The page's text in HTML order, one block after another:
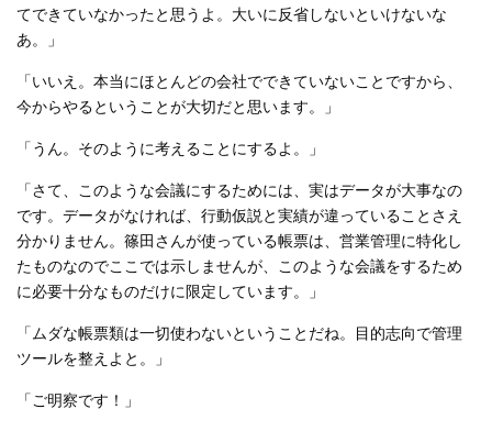
てできていなかったと思うよ。大いに反省しないといけないな
あ。」
「いいえ。本当にほとんどの会社でできていないことですから、
今からやるということが大切だと思います。」
「うん。そのように考えることにするよ。」
「さて、このような会議にするためには、実はデータが大事なの
です。データがなければ、行動仮説と実績が違っていることさえ
分かりません。篠田さんが使っている帳票は、営業管理に特化し
たものなのでここでは示しませんが、このような会議をするため
に必要十分なものだけに限定しています。」
「ムダな帳票類は一切使わないということだね。目的志向で管理
ツールを整えよと。」
「ご明察です！」